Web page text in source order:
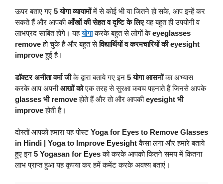
ऊपर बताए गए 5 योगा व्यायामोंमें से कोई भी या जितने हो सके, आप इन्हें कर
सकते हैं और आपकीआँखों की सेहत व दृष्टि के लिएयह बहुत ही उपयोगी व
लाभप्रद साबित होंगे। यहयोगाकरके बहुत से लोगों केeyeglasses
removeहो चुके हैं और बहुत सेविद्यार्थियों व करमचारियों की eyesight
improveहुई है।
डॉक्टर अनीता वर्मा जीके द्वारा बताये गए इन 5 योगा आसनोंका अभ्यास
करके आप अपनीआखों कोएक तरह से सुरक्षा कवच पहनाते हैं जिनसे आपके
glasses भी removeहोते हैं और तो और आपकीeyesight भी
improveहोती है।
दोस्तों आपको हमारा यह पोस्ट Yoga for Eyes to Remove Glasses
in Hindi | Yoga to Improve Eyesightकैसा लगा और हमारे बताये
हुए इन 5 Yogasan for Eyesको करके आपको कितने समय में कितना
लाभ प्राप्त हुआ यह कृपया कर हमें कमेंट करके अवश्य बताएं।